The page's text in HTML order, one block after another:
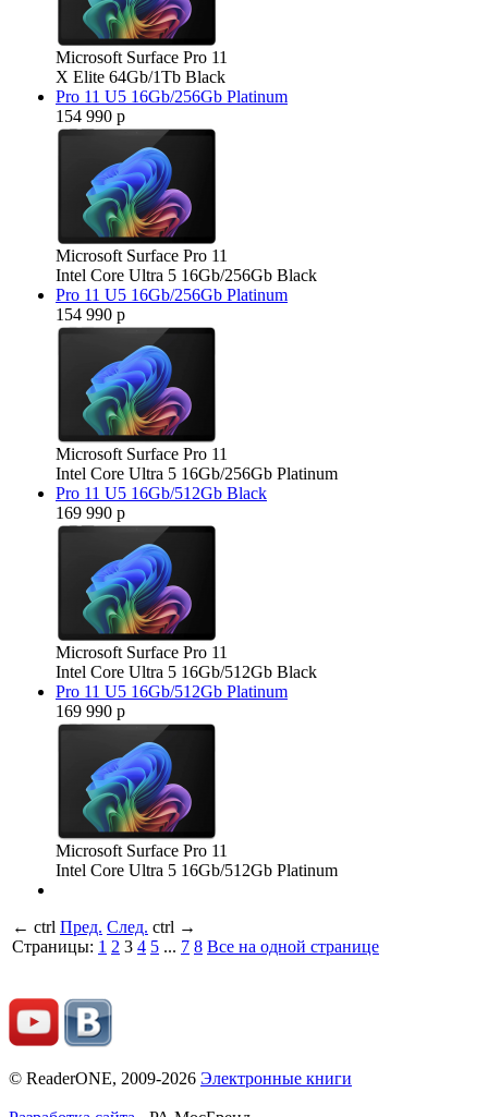
Microsoft Surface Pro 11
X Elite 64Gb/1Tb Black
Pro 11 U5 16Gb/256Gb Platinum
154 990 р
Microsoft Surface Pro 11
Intel Core Ultra 5 16Gb/256Gb Black
Pro 11 U5 16Gb/256Gb Platinum
154 990 р
Microsoft Surface Pro 11
Intel Core Ultra 5 16Gb/256Gb Platinum
Pro 11 U5 16Gb/512Gb Black
169 990 р
Microsoft Surface Pro 11
Intel Core Ultra 5 16Gb/512Gb Black
Pro 11 U5 16Gb/512Gb Platinum
169 990 р
Microsoft Surface Pro 11
Intel Core Ultra 5 16Gb/512Gb Platinum
← ctrl Пред. След. ctrl →
Страницы: 1 2 3 4 5 ... 7 8 Все на одной странице
© ReaderONE, 2009-2026 Электронные книги